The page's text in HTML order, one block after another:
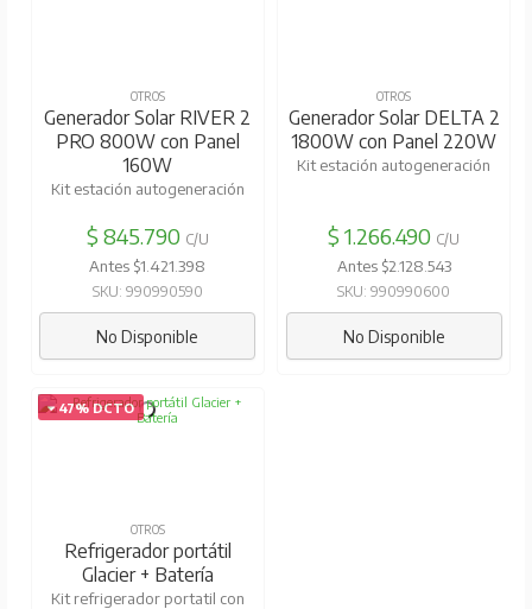
OTROS
Generador Solar RIVER 2
PRO 800W con Panel
160W
Kit estación autogeneración
$ 845.790 C/U
Antes $1.421.398
SKU: 990990590
No Disponible
OTROS
Generador Solar DELTA 2
1800W con Panel 220W
Kit estación autogeneración
$ 1.266.490 C/U
Antes $2.128.543
SKU: 990990600
No Disponible
47% DCTO
OTROS
Refrigerador portátil
Glacier + Batería
Kit refrigerador portatil con